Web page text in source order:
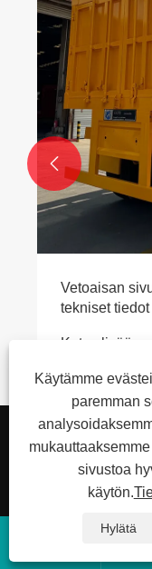
Vetoaisan
tekniset
Katso lisää >>

Meistä
Käytämme
paremman
sivustoa
käytön.
Hylätä